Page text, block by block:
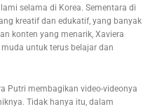
selama di Korea. Sementara di
kreatif dan edukatif, yang banyak
konten yang menarik, Xaviera
untuk terus belajar dan
Putri membagikan video-videonya
Tidak hanya itu, dalam